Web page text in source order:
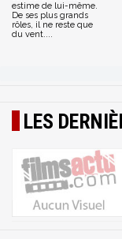
estime de lui-même.
De ses plus grands
rôles, il ne reste que
du vent....
LES